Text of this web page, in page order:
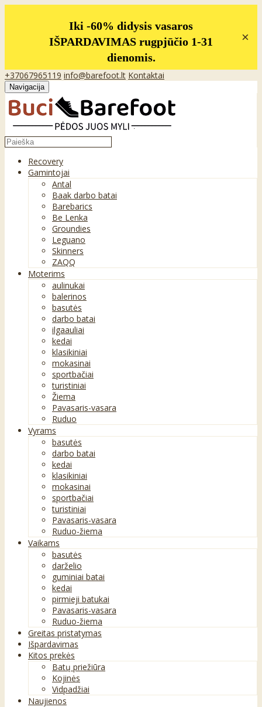
Iki -60% didysis vasaros
IŠPARDAVIMAS rugpjūčio 1-31
dienomis.
×
+37067965119 info@barefoot.lt Kontaktai
Navigacija
Recovery
Gamintojai
Antal
Baak darbo batai
Barebarics
Be Lenka
Groundies
Leguano
Skinners
ZAQQ
Moterims
aulinukai
balerinos
basutės
darbo batai
ilgaauliai
kedai
klasikiniai
mokasinai
sportbačiai
turistiniai
Žiema
Pavasaris-vasara
Ruduo
Vyrams
basutės
darbo batai
kedai
klasikiniai
mokasinai
sportbačiai
turistiniai
Pavasaris-vasara
Ruduo-žiema
Vaikams
basutės
darželio
guminiai batai
kedai
pirmieji batukai
Pavasaris-vasara
Ruduo-žiema
Greitas pristatymas
Išpardavimas
Kitos prekės
Batų priežiūra
Kojinės
Vidpadžiai
Naujienos